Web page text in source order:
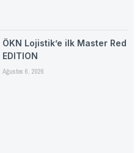
ÖKN Lojistik’e ilk Master Red
EDITION
Ağustos 6, 2026